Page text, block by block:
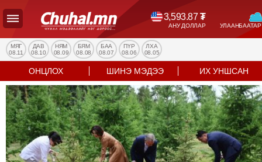
3,593.87₮
АНУ ДОЛЛАР
УЛС
ТӨР
НИЙГЭМ
ЗАСАГ
ЭРҮҮЛ
МЭНД
СПОРТ
БОЛОВСРОЛ
МЯГ
08.11
ДАВ
08.10
НЯМ
08.09
БЯМ
08.08
БАА
08.07
ПҮР
08.06
ЛХА
08.05
ОНЦЛОХ ШИНЭ МЭДЭЭ ИХ УНШСАН